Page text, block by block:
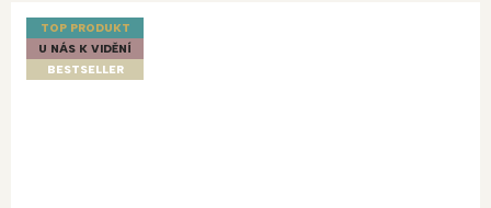
TOP PRODUKT
U NÁS K VIDĚNÍ
BESTSELLER